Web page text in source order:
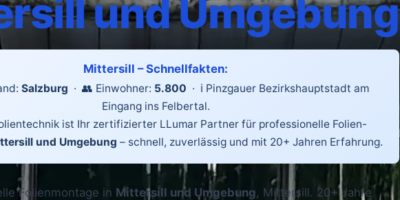
und Umgebung
Mittersill – Schnellfakten:
Salzburg · 👥 Einwohner: 5.800 · ℹ️ Pinzgauer Bezirkshauptstadt am
Eingang ins Felbertal.
ist Ihr zertifizierter LLumar Partner für professionelle Folien-
und Umgebung – schnell, zuverlässig und mit 20+ Jahren Erfahrung.
Folienmontage in Mittersill und Umgebung, Mittersill. 20+ Jahre